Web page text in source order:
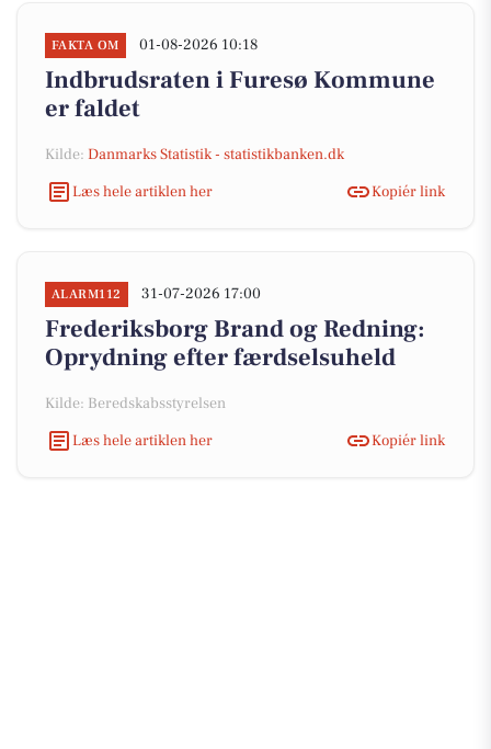
FAKTA OM 01-08-2026 10:18
Indbrudsraten i Furesø Kommune
er faldet
Kilde: Danmarks Statistik - statistikbanken.dk
Læs hele artiklen her
Kopiér link
ALARM112 31-07-2026 17:00
Frederiksborg Brand og Redning:
Oprydning efter færdselsuheld
Kilde: Beredskabsstyrelsen
Læs hele artiklen her
Kopiér link